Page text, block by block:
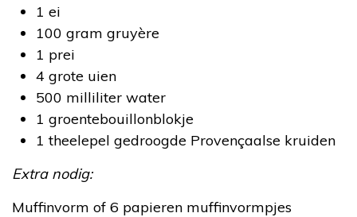
1 ei
100 gram gruyère
1 prei
4 grote uien
500 milliliter water
1 groentebouillonblokje
1 theelepel gedroogde Provençaalse kruiden
Extra nodig:
Muffinvorm of 6 papieren muffinvormpjes